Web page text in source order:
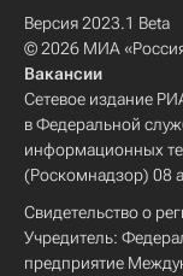
Версия 2023.1 Beta
© 2026 МИА
Вакансии
Сетевое издание
в Федеральной
информационных
(Роскомнадзор) 08
Свидетельство о
Учредитель:
предприятие